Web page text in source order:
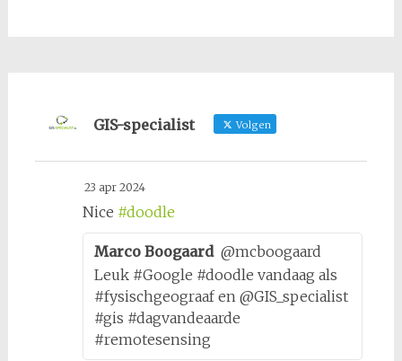
GIS-specialist Volgen
23 apr 2024
Nice #doodle
Marco Boogaard @mcboogaard
Leuk #Google #doodle vandaag als
#fysischgeograaf en @GIS_specialist
#gis #dagvandeaarde
#remotesensing